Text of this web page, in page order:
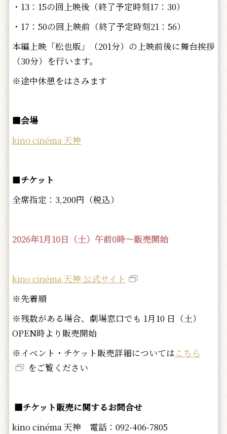
・13：15の回上映後（終了予定時刻17：30）
・17：50の回上映前（終了予定時刻21：56）
本編上映「松也版」（201分）の上映前後に舞台挨拶
（30分）を行います。
※途中休憩をはさみます
■会場
kino cinéma 天神
■チケット
全席指定：3,200円（税込）
2026年1月10日（土）午前0時～販売開始
kino cinéma 天神 公式サイト
※先着順
※残数がある場合、劇場窓口でも 1月10 日（土）
OPEN時より販売開始
※イベント・チケット販売詳細についてはこちら
をご覧ください
■チケット販売に関するお問合せ
kino cinéma 天神 電話：092-406-7805